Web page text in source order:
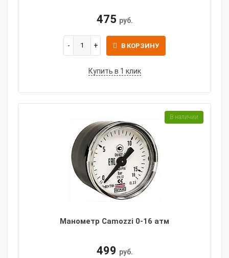
475 руб.
В КОРЗИНУ
Купить в 1 клик
Манометр Camozzi 0-16 атм
499 руб.
В наличии